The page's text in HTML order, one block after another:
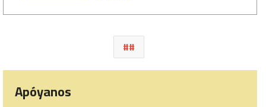
#
Apóyanos